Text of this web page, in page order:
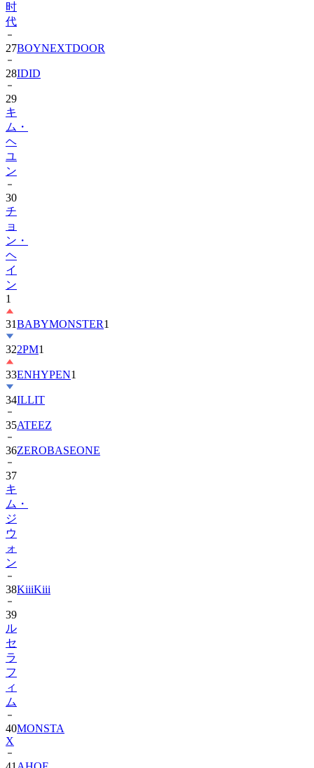
时
代
27BOYNEXTDOOR
28IDID
29
キ
ム・
ヘ
ユ
ン
30
チ
ョ
ン・
ヘ
イ
ン
1
31BABYMONSTER1
322PM1
33ENHYPEN1
34ILLIT
35ATEEZ
36ZEROBASEONE
37
キ
ム・
ジ
ウ
ォ
ン
38KiiiKiii
39
ル
セ
ラ
フ
ィ
ム
40MONSTA
X